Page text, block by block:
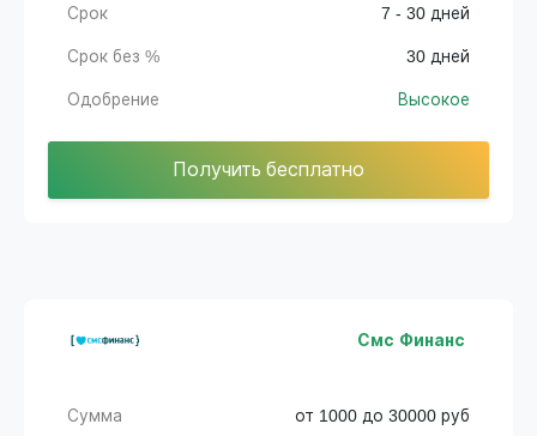
Срок 7 - 30 дней
Срок без % 30 дней
Одобрение Высокое
Получить бесплатно
Смс Финанс
Сумма от 1000 до 30000 руб